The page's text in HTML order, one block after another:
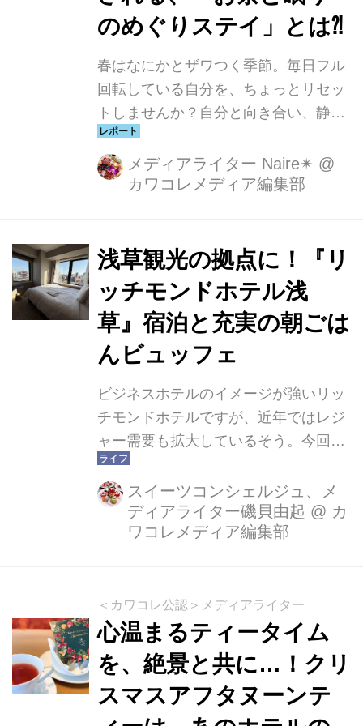
ながら、一歩足を踏み入れれば心から
リフレッシュできる、新しい東京の拠
点をご紹介します。
のめぐりステイ」とは⁈
春はなにかとザワつく季節。毎日フル
回転している自分を、ちょっとリセッ
トしませんか？自分と向き合い、静か
にゆっくりできる時間を持ちたいな
ら、都内ステイがぴったり◎そんな時
におすすめなホテルの、春の宿泊プラ
メディアライター Naire✴︎ @
カワコレメディア編集部
浅草観光の拠点に！『リ
ッチモンドホテル浅
草』宿泊と充実の朝ごは
んビュッフェ
ビジネスホテルのイメージが強いリッ
チモンドホテルですが、近年ではレジ
ャー需要も拡大しているそう。今回
は、浅草の観光の中心地にある「リッ
チモンドホテル浅草」に宿泊しまし
た。近年リニューアルし、綺麗！また
「プレシャスコーナーモデレート」か
の朝食と共に紹介します。 立地と外観
浅草の観光地近くにあり、右が「リッ
チモンドホテル浅草」、左が「リッチ
モンドホテルプレミア浅草」なので間
違えないようにしてくださいね。 チェ
ックイン1４時、チェックアウト11時
スイーツコンシェルジュ、メ
ディアライター磯貝由起 @ カ
ワコレメディア編集部
＜カワコレ公認＞メディアライター
心温まるティータイム
を、絶景と共に…！クリ
スマスアフタヌーンテ